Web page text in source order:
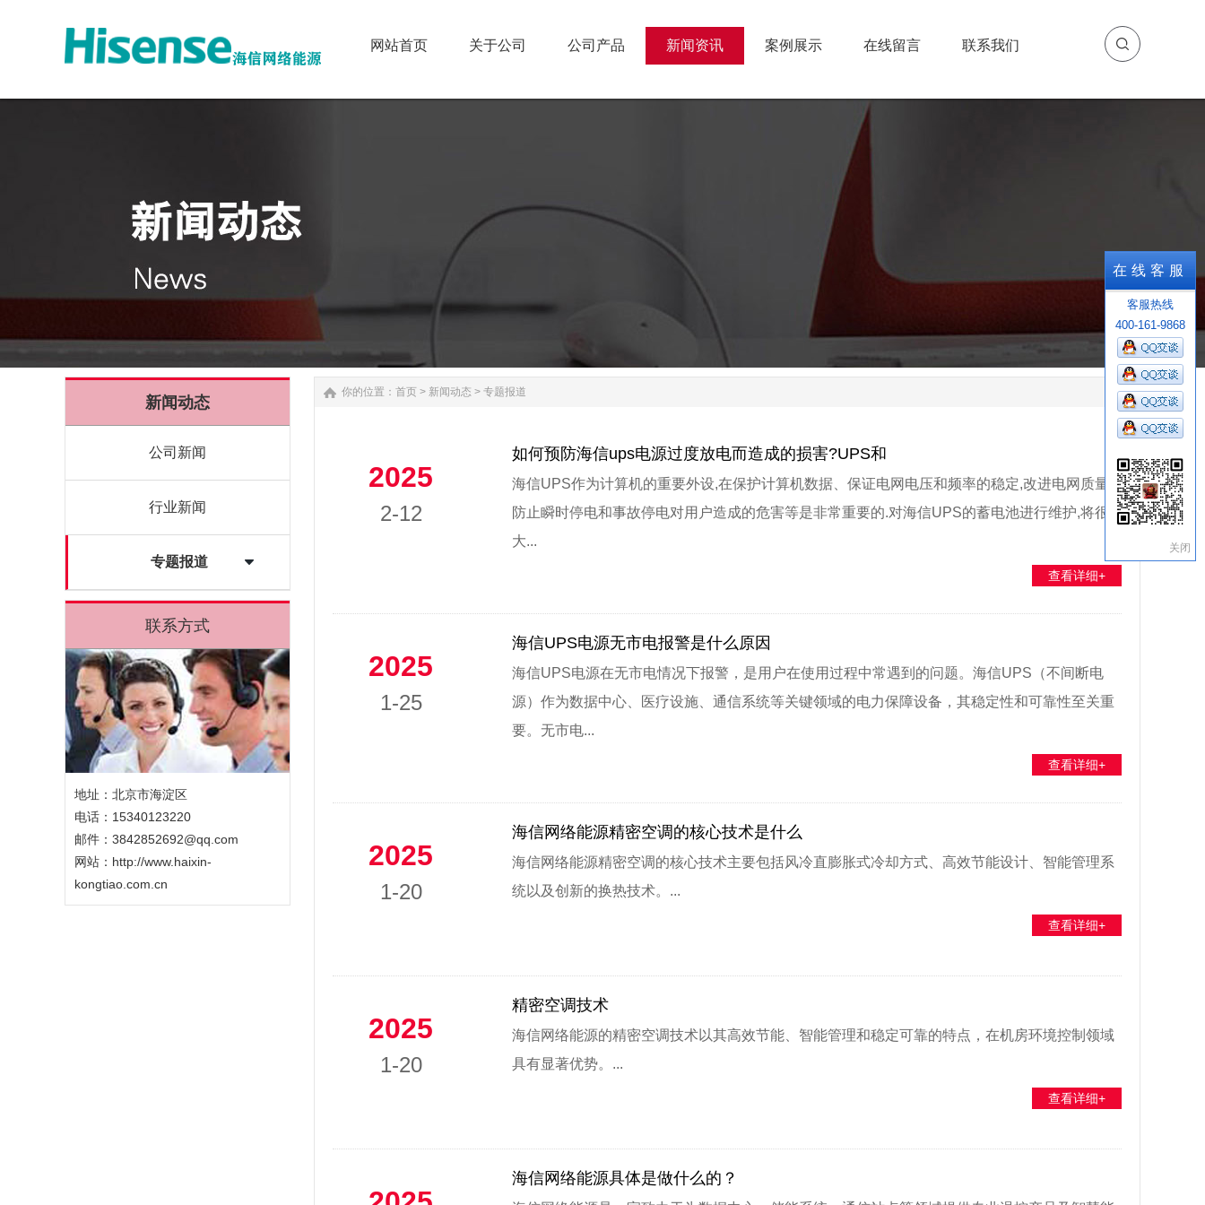
网站首页 关于公司 公司产品 新闻资讯 案例展示 在线留言 联系我们
新闻动态
公司新闻
行业新闻
专题报道
联系方式
地址：北京市海淀区
电话：15340123220
邮件：3842852692@qq.com
网站： http://www.haixin-
kongtiao.com.cn
你的位置： 首页 > 新闻动态 > 专题报道
2025
2-12
如何预防海信ups电源过度放电而造成的损害?UPS和
海信UPS作为计算机的重要外设,在保护计算机数据、保证电网电压和频率的稳定,改进电网质量,
防止瞬时停电和事故停电对用户造成的危害等是非常重要的.对海信UPS的蓄电池进行维护,将很
大...
查看详细+
2025
1-25
海信UPS电源无市电报警是什么原因
海信UPS电源在无市电情况下报警，是用户在使用过程中常遇到的问题。海信UPS（不间断电
源）作为数据中心、医疗设施、通信系统等关键领域的电力保障设备，其稳定性和可靠性至关重
要。无市电...
查看详细+
2025
1-20
海信网络能源精密空调的核心技术是什么
‌海信网络能源精密空调的核心技术主要包括风冷直膨胀式冷却方式、高效节能设计、智能管理系
统以及创新的换热技术‌。...
查看详细+
2025
1-20
精密空调技术
海信网络能源的精密空调技术以其高效节能、智能管理和稳定可靠的特点，在机房环境控制领域
具有显著优势。...
查看详细+
海信网络能源具体是做什么的？
在线客服
客服热线
400-161-9868
关闭